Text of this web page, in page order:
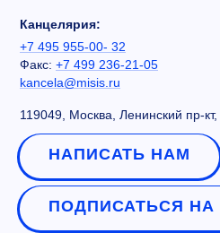
Канцелярия:
+7 495 955-00- 32
Факс: +7 499 236-21-05
kancela@misis.ru
119049, Москва, Ленинский пр-
НАПИСАТЬ НАМ
ПОДПИСАТЬСЯ НА